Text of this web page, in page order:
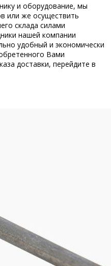
и оборудование, мы
или же осуществить
склада силами
нашей компании
удобный и экономически
Вами
доставки, перейдите в